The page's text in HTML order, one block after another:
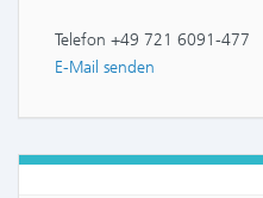
Telefon +49 721 6091-477
E-Mail senden